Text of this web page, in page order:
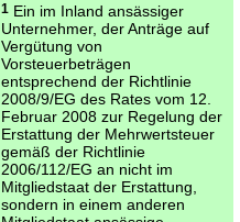
1Ein im Inland ansässiger
Unternehmer, der Anträge auf
Vergütung von
Vorsteuerbeträgen
entsprechend der Richtlinie
2008/9/EG des Rates vom 12.
Februar 2008 zur Regelung der
Erstattung der Mehrwertsteuer
gemäß der Richtlinie
2006/112/EG an nicht im
Mitgliedstaat der Erstattung,
sondern in einem anderen